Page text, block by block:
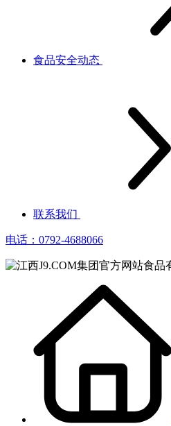
食品安全动态
联系我们
电话：0792-4688066